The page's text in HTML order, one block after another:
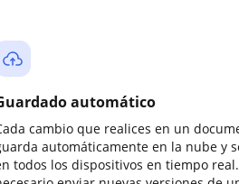
automático
cambio que realices en un
automáticamente en la nube y
todos los dispositivos en tiempo